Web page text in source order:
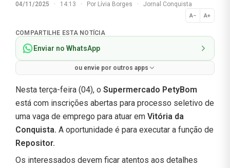
04/11/2025 · 14:13 · Por Lívia Borges · Jornal Conquista
A− A+
Normal
COMPARTILHE ESTA NOTÍCIA
Enviar no WhatsApp
ou envie por outros apps
Nesta terça-feira (04), o Supermercado PetyBom
está com inscrições abertas para processo seletivo de
uma vaga de emprego para atuar em Vitória da
Conquista. A oportunidade é para executar a função de
Repositor.
Os interessados devem ficar atentos aos detalhes